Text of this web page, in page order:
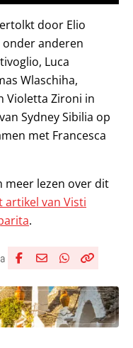
door Elio
anderen
Luca
Wlaschiha,
Violetta Zironi in
Sydney Sibilia op
met Francesca
meer lezen over dit
artikel van Visti
.